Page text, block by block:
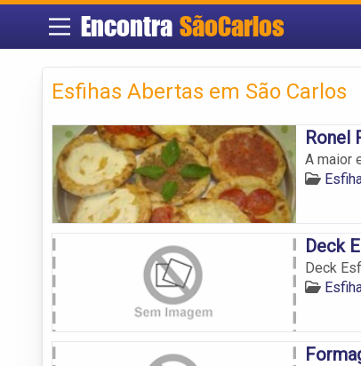
Encontra SãoCarlos
Esfihas Abertas em São Carlos
Ronel
A maior
Deck
Deck